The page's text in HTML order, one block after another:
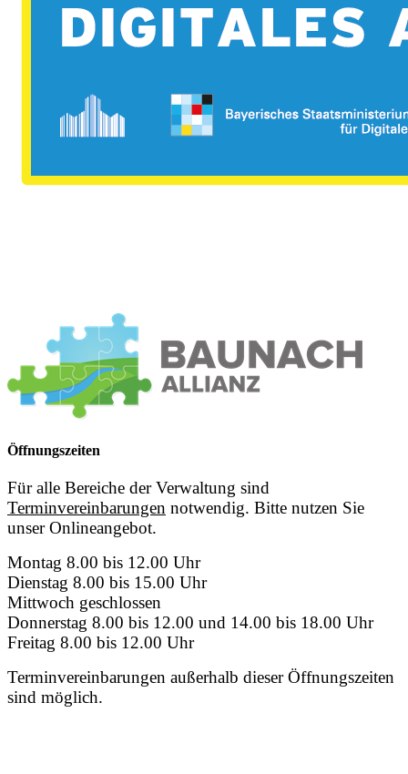
Öffnungszeiten
Für alle Bereiche der Verwaltung sind
Terminvereinbarungen notwendig. Bitte nutzen Sie
unser Onlineangebot.
Montag 8.00 bis 12.00 Uhr
Dienstag 8.00 bis 15.00 Uhr
Mittwoch geschlossen
Donnerstag 8.00 bis 12.00 und 14.00 bis 18.00 Uhr
Freitag 8.00 bis 12.00 Uhr
Terminvereinbarungen außerhalb dieser Öffnungszeiten
sind möglich.